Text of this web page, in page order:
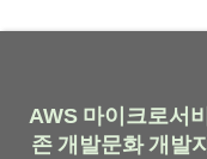
AWS 마이크로서
존 개발문화 개발